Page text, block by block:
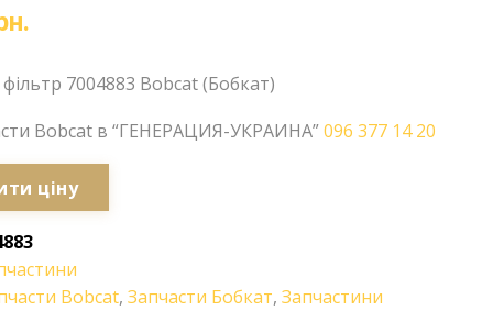
фільтр 7004883 Bobcat (Бобкат)
Bobcat в “ГЕНЕРАЦИЯ-УКРАИНА”096 377 14 20
ціну
Bobcat,Запчасти Бобкат,Запчастини